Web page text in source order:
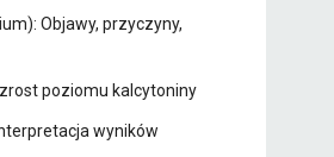
Objawy, przyczyny,
poziomu kalcytoniny
wyników